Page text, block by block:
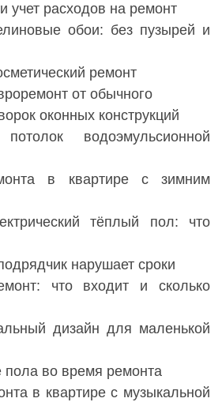
учет расходов на ремонт
обои: без пузырей и
ремонт
от обычного
оконных конструкций
водоэмульсионной
в квартире с зимним
тёплый пол: что
нарушает сроки
что входит и сколько
дизайн для маленькой
во время ремонта
в квартире с музыкальной